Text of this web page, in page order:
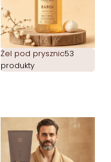
Żel pod prysznic53
produkty